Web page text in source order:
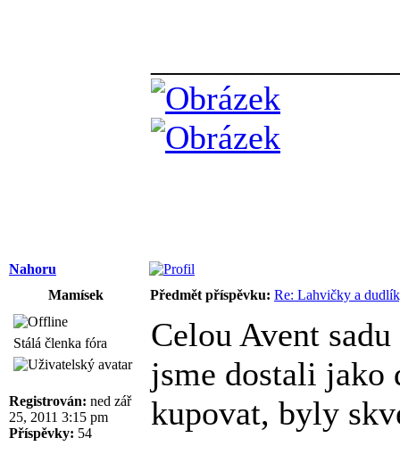
Nahoru
Mamísek
Předmět příspěvku: Re: Lahvičky a
Stálá členka fóra
Registrován: ned zář
25, 2011 3:15 pm
Příspěvky: 54
Celou Avent
jsme dostali jako
kupovat, byly